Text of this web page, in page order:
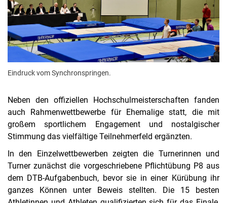
Eindruck vom Synchronspringen.
Neben den offiziellen Hochschulmeisterschaften fanden
auch Rahmenwettbewerbe für Ehemalige statt, die mit
großem sportlichem Engagement und nostalgischer
Stimmung das vielfältige Teilnehmerfeld ergänzten.
In den Einzelwettbewerben zeigten die Turnerinnen und
Turner zunächst die vorgeschriebene Pflichtübung P8 aus
dem DTB-Aufgabenbuch, bevor sie in einer Kürübung ihr
ganzes Können unter Beweis stellten. Die 15 besten